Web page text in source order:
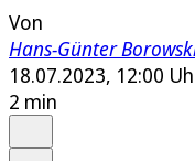
Von
Hans-Günter
18.07.2023, 12:00
2 min